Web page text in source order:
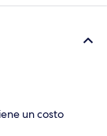
un costo